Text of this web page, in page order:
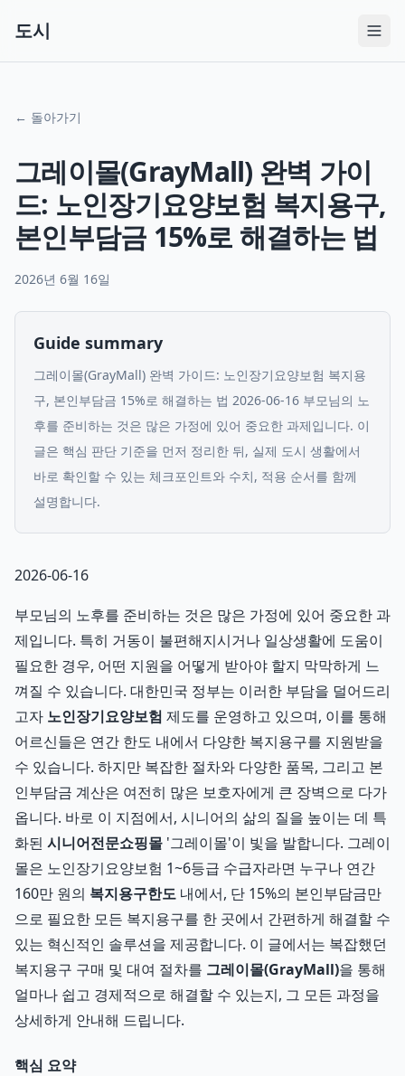
도시
← 돌아가기
그레이몰(GrayMall) 완벽 가이
드: 노인장기요양보험 복지용구,
본인부담금 15%로 해결하는 법
2026년 6월 16일
Guide summary
그레이몰(GrayMall) 완벽 가이드: 노인장기요양보험 복지용
구, 본인부담금 15%로 해결하는 법 2026-06-16 부모님의 노
후를 준비하는 것은 많은 가정에 있어 중요한 과제입니다. 이
글은 핵심 판단 기준을 먼저 정리한 뒤, 실제 도시 생활에서
바로 확인할 수 있는 체크포인트와 수치, 적용 순서를 함께
설명합니다.
2026-06-16
부모님의 노후를 준비하는 것은 많은 가정에 있어 중요한 과
제입니다. 특히 거동이 불편해지시거나 일상생활에 도움이
필요한 경우, 어떤 지원을 어떻게 받아야 할지 막막하게 느
껴질 수 있습니다. 대한민국 정부는 이러한 부담을 덜어드리
고자 노인장기요양보험 제도를 운영하고 있으며, 이를 통해
어르신들은 연간 한도 내에서 다양한 복지용구를 지원받을
수 있습니다. 하지만 복잡한 절차와 다양한 품목, 그리고 본
인부담금 계산은 여전히 많은 보호자에게 큰 장벽으로 다가
옵니다. 바로 이 지점에서, 시니어의 삶의 질을 높이는 데 특
화된 시니어전문쇼핑몰 '그레이몰'이 빛을 발합니다. 그레이
몰은 노인장기요양보험 1~6등급 수급자라면 누구나 연간
160만 원의 복지용구한도 내에서, 단 15%의 본인부담금만
으로 필요한 모든 복지용구를 한 곳에서 간편하게 해결할 수
있는 혁신적인 솔루션을 제공합니다. 이 글에서는 복잡했던
복지용구 구매 및 대여 절차를 그레이몰(GrayMall)을 통해
얼마나 쉽고 경제적으로 해결할 수 있는지, 그 모든 과정을
상세하게 안내해 드립니다.
핵심 요약